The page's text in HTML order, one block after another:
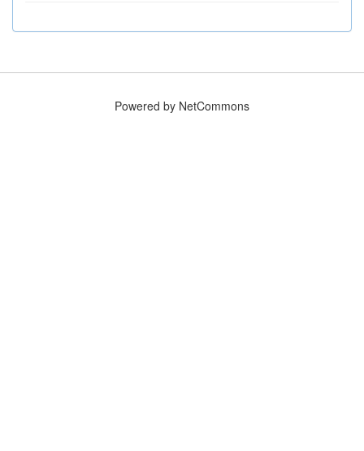
Powered by NetCommons